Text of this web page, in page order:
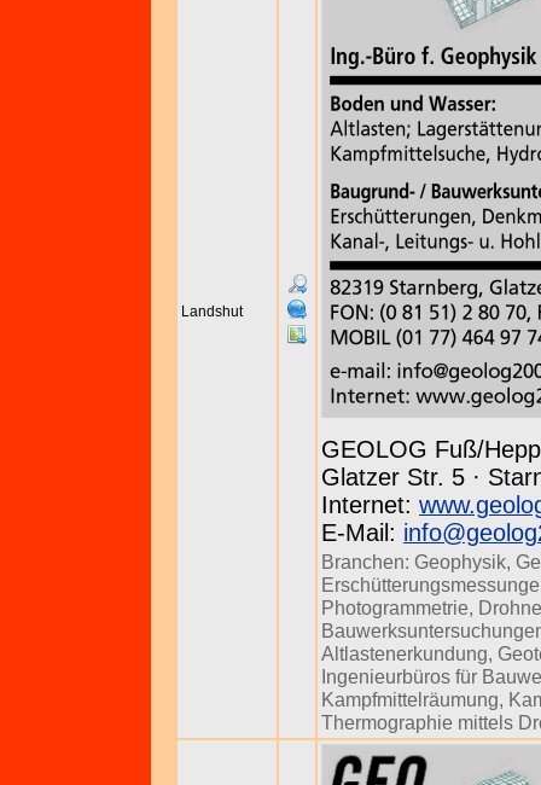
Landshut
GEOLOG Fuß/
Glatzer Str. 5 ·
Internet:
E-Mail:
Branchen: Geophysik,
Photogrammetrie,
Altlastenerkundung,
Ingenieurbüros für
Kampfmittelräumung,
Thermographie mittels